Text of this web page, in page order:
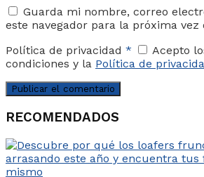
Guarda mi nombre, correo
este navegador para la próxima vez
Política de privacidad *
Acepto
condiciones y la Política de
RECOMENDADOS